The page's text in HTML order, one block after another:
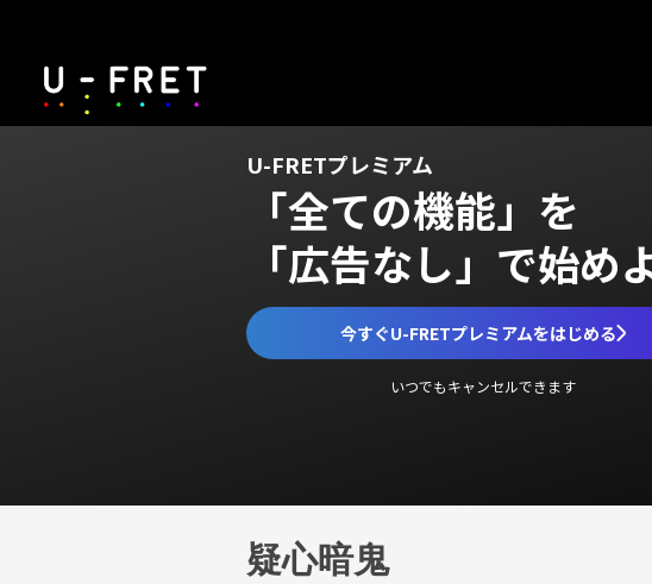
U-FRETプレミアム
「全ての機能」を
「広告なし」で始め
今すぐU-FRETプレミアムをはじめる
いつでもキャンセルできます
疑心暗鬼